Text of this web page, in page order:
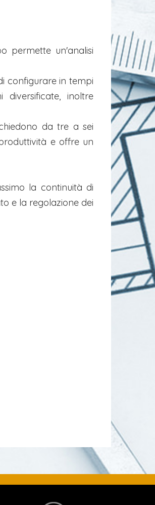
permette un'analisi
configurare in tempi
inoltre
da tre a sei
e offre un
la continuità di
e la regolazione dei